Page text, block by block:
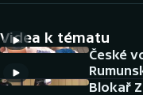
Cyklistika
DALŠÍ SPORTY
Videa k tématu
České
Blokař